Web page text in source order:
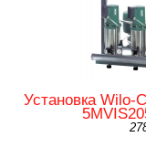
Установка Wilo-